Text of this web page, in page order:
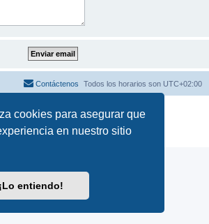
cookies para asegurar que
en nuestro sitio
¡Lo entiendo!
Todos los horarios son UTC+02:00
Contáctenos
phpBB ® Forum Software © phpBB Limited
al español por
phpBB España
Privacidad|Condiciones